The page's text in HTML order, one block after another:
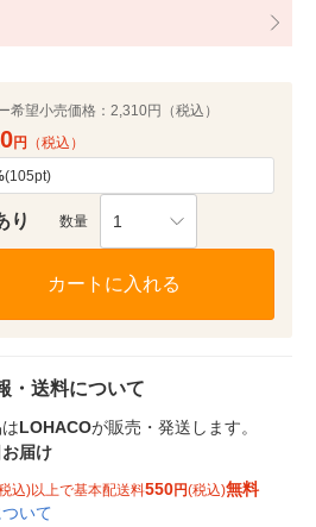
希望小売価格： 2,310円（税込）
円 （税込）
(105pt)
り 数量 1
カートに入れる
・送料について
LOHACOが販売・発送します。
届け
込)以上で基本配送料550円(税込)無料
いて